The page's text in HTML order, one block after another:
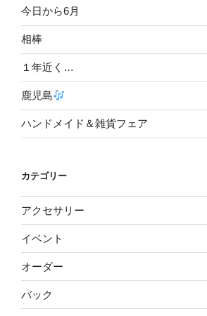
今日から6月
相棒
１年近く…
鹿児島
ハンドメイド＆雑貨フェア
カテゴリー
アクセサリー
イベント
オーダー
バック